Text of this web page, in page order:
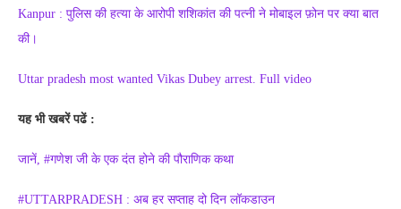
Kanpur : पुलिस की हत्या के आरोपी शशिकांत की पत्नी ने मोबाइल फ़ोन पर क्या बात
की।
Uttar pradesh most wanted Vikas Dubey arrest. Full video
यह भी खबरें पढें :
जानें, #गणेश जी के एक दंत होने की पौराणिक कथा
#UTTARPRADESH : अब हर सप्ताह दो दिन लॉकडाउन